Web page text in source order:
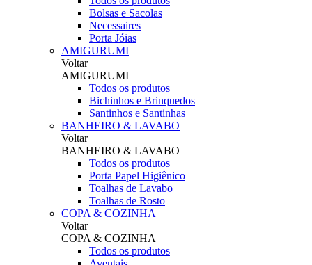
Bolsas e Sacolas
Necessaires
Porta Jóias
AMIGURUMI
Voltar
AMIGURUMI
Todos os produtos
Bichinhos e Brinquedos
Santinhos e Santinhas
BANHEIRO & LAVABO
Voltar
BANHEIRO & LAVABO
Todos os produtos
Porta Papel Higiênico
Toalhas de Lavabo
Toalhas de Rosto
COPA & COZINHA
Voltar
COPA & COZINHA
Todos os produtos